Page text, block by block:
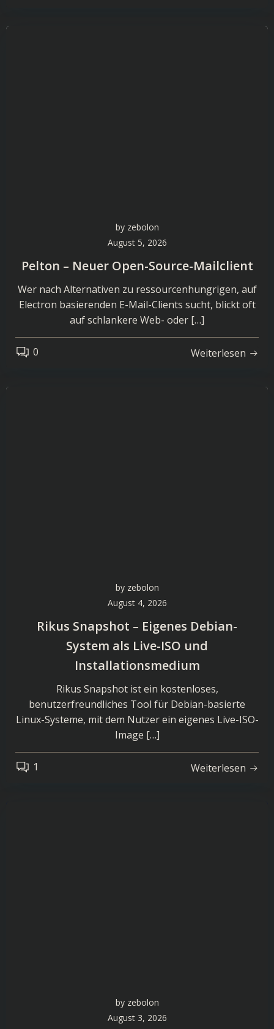
by zebolon
August 5, 2026
Pelton – Neuer Open-Source-Mailclient
Wer nach Alternativen zu ressourcenhungrigen, auf
Electron basierenden E-Mail-Clients sucht, blickt oft
auf schlankere Web- oder […]
0 Weiterlesen
by zebolon
August 4, 2026
Rikus Snapshot – Eigenes Debian-
System als Live-ISO und
Installationsmedium
Rikus Snapshot ist ein kostenloses,
benutzerfreundliches Tool für Debian-basierte
Linux-Systeme, mit dem Nutzer ein eigenes Live-ISO-
Image […]
1 Weiterlesen
by zebolon
August 3, 2026